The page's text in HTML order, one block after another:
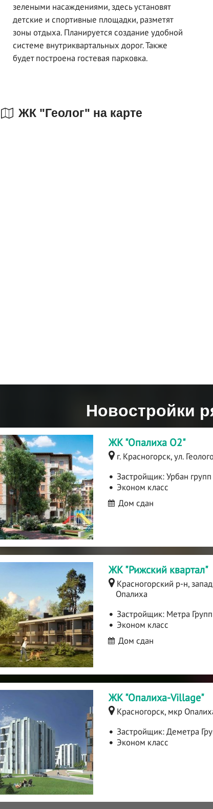
зелеными насаждениями, здесь установят
детские и спортивные площадки, разметят
зоны отдыха. Планируется создание удобной
системе внутриквартальных дорог. Также
будет построена гостевая парковка.
ЖК "Геолог" на карте
Новостройки
ЖК "Опалиха О2"
г. Красногорск, ул.
Застройщик:Урбан групп
Эконом класс
Дом сдан
ЖК "Рижский квартал"
Красногорский р-н,
Опалиха
Застройщик: Метра Групп
Эконом класс
Дом сдан
ЖК "Опалиха-Village"
Красногорск, мкр
Застройщик:Деметра
Эконом класс